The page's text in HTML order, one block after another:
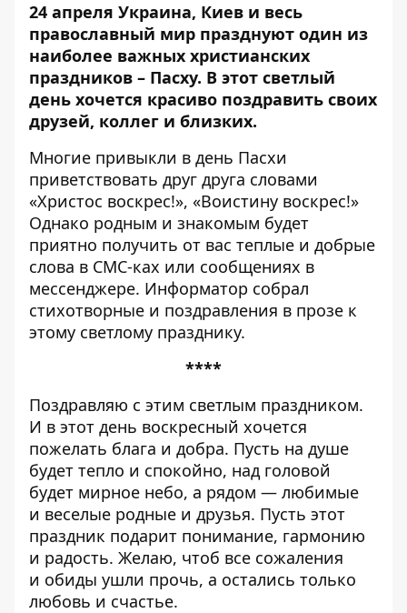
24 апреля Украина, Киев и весь
православный мир празднуют один из
наиболее важных христианских
праздников – Пасху. В этот светлый
день хочется красиво поздравить своих
друзей, коллег и близких.
Многие привыкли в день Пасхи
приветствовать друг друга словами
«Христос воскрес!», «Воистину воскрес!»
Однако родным и знакомым будет
приятно получить от вас теплые и добрые
слова в СМС-ках или сообщениях в
мессенджере. Информатор собрал
стихотворные и поздравления в прозе к
этому светлому празднику.
****
Поздравляю с этим светлым праздником.
И в этот день воскресный хочется
пожелать блага и добра. Пусть на душе
будет тепло и спокойно, над головой
будет мирное небо, а рядом — любимые
и веселые родные и друзья. Пусть этот
праздник подарит понимание, гармонию
и радость. Желаю, чтоб все сожаления
и обиды ушли прочь, а остались только
любовь и счастье.